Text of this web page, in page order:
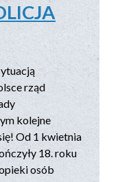
rząd
kolejne
Od 1 kwietnia
18. roku
osób